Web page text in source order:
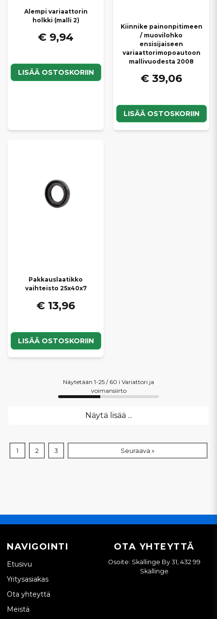
Alempi variaattorin
holkki (malli 2)
€ 9,94
LISÄÄ OSTOSKORIIN
Kiinnike painonpitimeen
/ muovilohko
ensisijaiseen
variaattorimopoautoon
mallivuodesta 2008
€ 39,06
LISÄÄ OSTOSKORIIN
Pakkauslaatikko
vaihteisto 25x40x7
€ 13,96
LISÄÄ OSTOSKORIIN
Näytetään 1-25 / 60 i Variattori ja
voimansiirto
Näytä lisää ...
1 2 3 Seuraava »
NAVIGOINTI
Etusivu
Yritysasiakas
Ota yhteyttä
Meistä
OTA YHTEYTTÄ
Osoite: Skällinge By 31, 432 99
Skällinge